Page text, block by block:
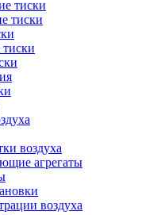
тиски
тиски
воздуха
агрегаты
воздуха